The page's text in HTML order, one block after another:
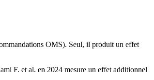
OMS). Seul, il produit un effet
F. et al. en 2024 mesure un effet additionnel